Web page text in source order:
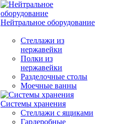
Нейтральное оборудование
Стеллажи из
нержавейки
Полки из
нержавейки
Разделочные столы
Моечные ванны
Системы хранения
Стеллажи с ящиками
Гардеробные